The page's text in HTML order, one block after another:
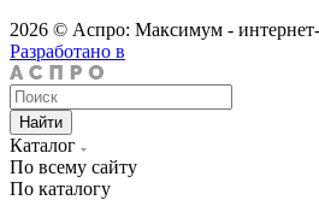
2026 © Аспро: Максимум -
Разработано в
Найти
Каталог
По всему сайту
По каталогу